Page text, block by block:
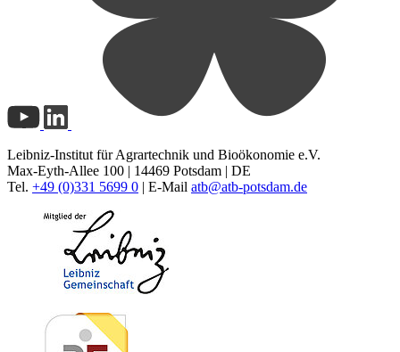
Leibniz-Institut für Agrartechnik und Bioökonomie e.V.
Max-Eyth-Allee 100 | 14469 Potsdam | DE
Tel. +49 (0)331 5699 0 | E-Mail atb@atb-potsdam.de